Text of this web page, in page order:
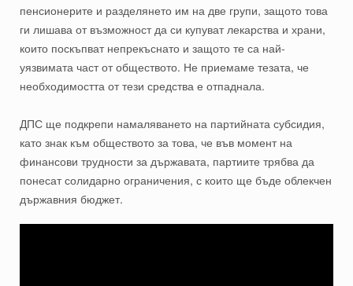
пенсионерите и разделянето им на две групи, защото това
ги лишава от възможност да си купуват лекарства и храни,
които поскъпват непрекъснато и защото те са най-
уязвимата част от обществото. Не приемаме тезата, че
необходимостта от тези средства е отпаднала.
ДПС ще подкрепи намаляването на партийната субсидия,
като знак към обществото за това, че във момент на
финансови трудности за държавата, партиите трябва да
понесат солидарно ограничения, с които ще бъде облекчен
държавния бюджет.